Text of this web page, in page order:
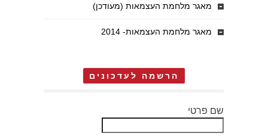
מאגר מלחמת העצמאות (מעודכן)
מאגר מלחמת העצמאות- 2014
הרשמה לעדכונים
שם פרטי